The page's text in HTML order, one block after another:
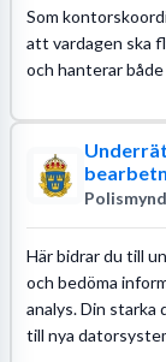
Som
att vardagen ska
och hanterar
Här bidrar du till
och bedöma
analys. Din starka
till nya